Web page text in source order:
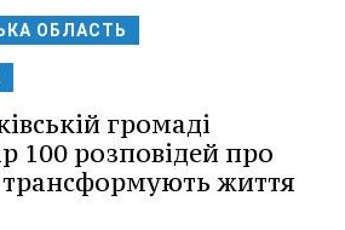
ОБЛАСТЬ
громаді
100 розповідей про
трансформують життя